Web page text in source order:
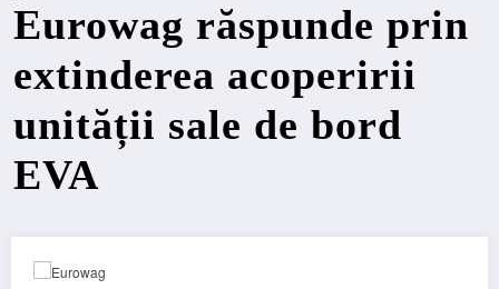
Eurowag răspunde prin
extinderea acoperirii
unității sale de bord
EVA